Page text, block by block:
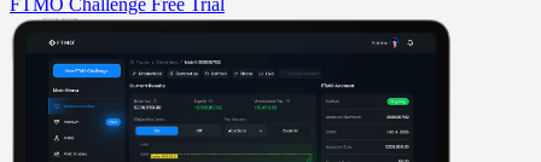
FTMO Challenge Free Trial